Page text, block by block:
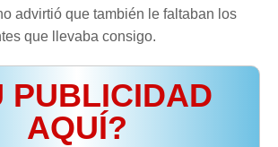
advirtió que también le faltaban los
que llevaba consigo.
PUBLICIDAD
AQUÍ?